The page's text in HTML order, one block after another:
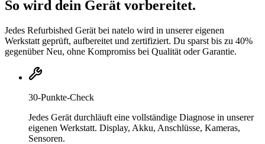
So wird dein Gerät vorbereitet.
Jedes Refurbished Gerät bei natelo wird in unserer eigenen
Werkstatt geprüft, aufbereitet und zertifiziert. Du sparst bis zu 40%
gegenüber Neu, ohne Kompromiss bei Qualität oder Garantie.
30-Punkte-Check
Jedes Gerät durchläuft eine vollständige Diagnose in unserer
eigenen Werkstatt. Display, Akku, Anschlüsse, Kameras,
Sensoren.